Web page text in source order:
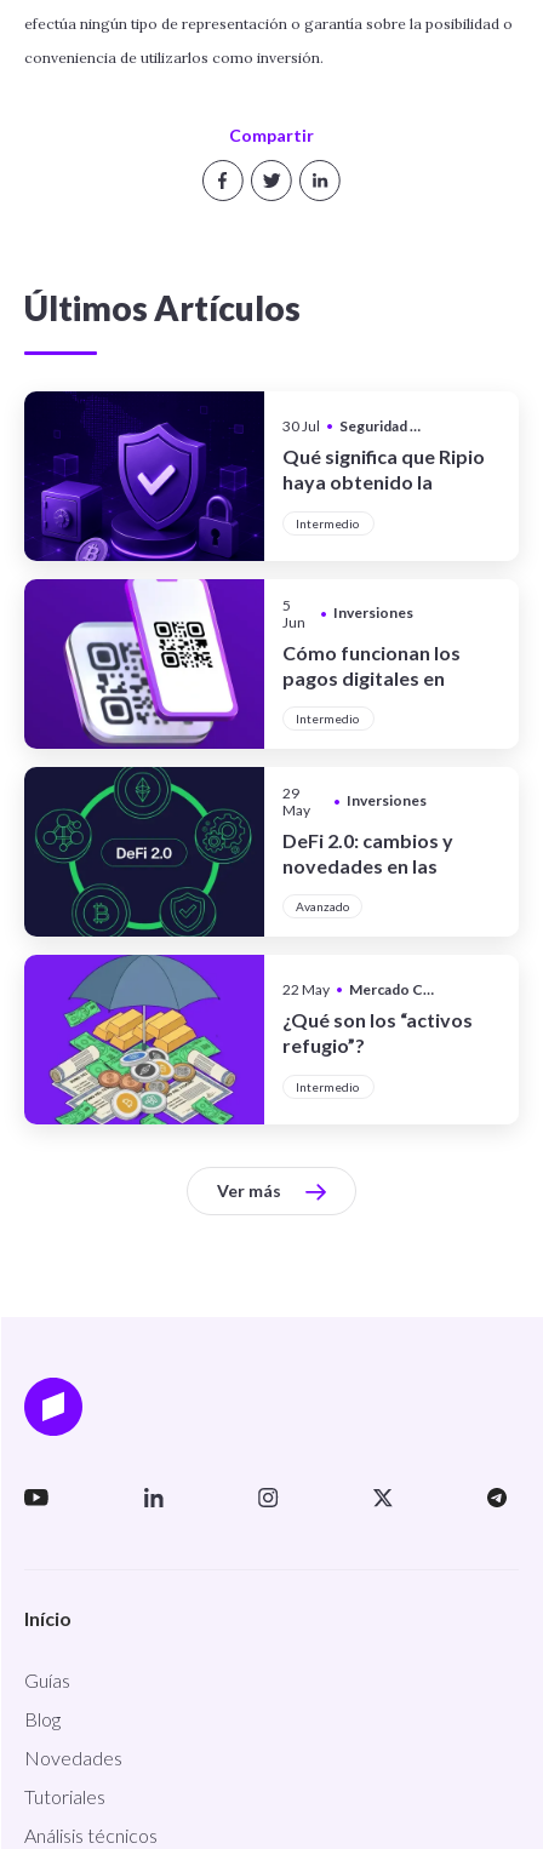
Compartir
efectúa ningún tipo de representación o garantía sobre la posibilidad o
conveniencia de utilizarlos como inversión.
Últimos Artículos
30 Jul • Seguridad y Privacidad
Qué significa que Ripio
haya obtenido la
III Full System
Intermedio
5
Jun
• Inversiones
Cómo funcionan los
pagos digitales en
Intermedio
29
May
• Inversiones
DeFi 2.0: cambios y
novedades en las
descentralizadas
Avanzado
22 May • Mercado Cripto
¿Qué son los “activos
refugio”?
Intermedio
Ver más
Início
Guías
Blog
Novedades
Tutoriales
Análisis técnicos